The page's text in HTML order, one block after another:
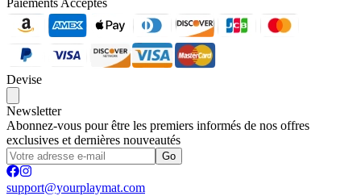
Devise
Newsletter
Abonnez-vous pour être les premiers informés de nos offres
exclusives et dernières nouveautés
Go
support@yourplaymat.com